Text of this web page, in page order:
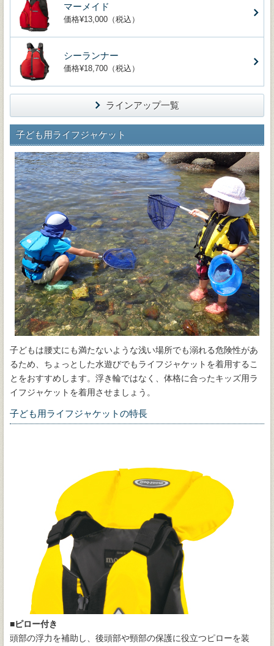
マーメイド
価格¥13,000（税込）
シーランナー
価格¥18,700（税込）
ラインアップ一覧
子ども用ライフジャケット
子どもは腰丈にも満たないような浅い場所でも溺れる危険性があ
るため、ちょっとした水遊びでもライフジャケットを着用するこ
とをおすすめします。浮き輪ではなく、体格に合ったキッズ用ラ
イフジャケットを着用させましょう。
子ども用ライフジャケットの特長
■ピロー付き
頭部の浮力を補助し、後頭部や頸部の保護に役立つピローを装